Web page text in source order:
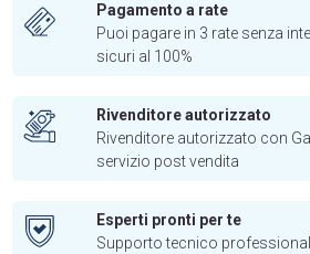
Pagamento a rate
Puoi pagare in 3 rate senza
sicuri al 100%
Rivenditore autorizzato
Rivenditore autorizzato con
servizio post vendita
Esperti pronti per te
Supporto tecnico